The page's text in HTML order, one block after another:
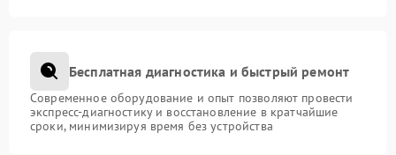
Бесплатная диагностика и быстрый ремонт
Современное оборудование и опыт позволяют провести
экспресс-диагностику и восстановление в кратчайшие
сроки, минимизируя время без устройства